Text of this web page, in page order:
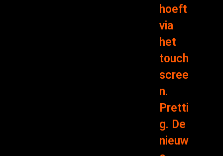
hoeft
via
het
touch
scree
n.
Pretti
g. De
nieuw